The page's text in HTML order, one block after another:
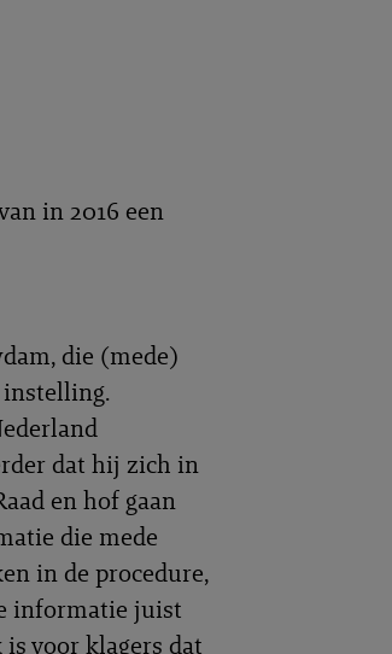
in 2016 een
die (mede)
dat hij zich in
en hof gaan
die mede
in de procedure,
informatie juist
voor klagers dat